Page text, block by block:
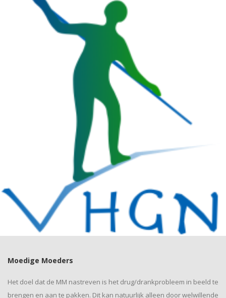
Moedige Moeders
Het doel dat de MM nastreven is het drug/drankprobleem in beeld te
brengen en aan te pakken. Dit kan natuurlijk alleen door welwillende